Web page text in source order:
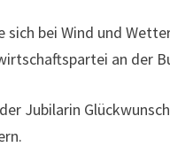
sich bei Wind und
an der
Jubilarin